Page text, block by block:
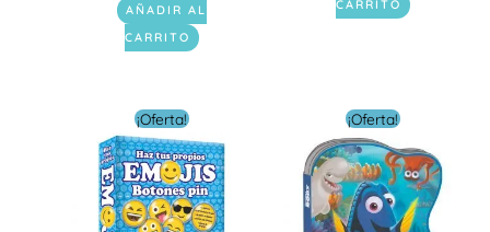
AÑADIR AL
CARRITO
CARRITO
¡Oferta!
El
precio
original
era:
$ 28.00.
¡Oferta!
El
precio
original
era:
$ 21.00.
es: